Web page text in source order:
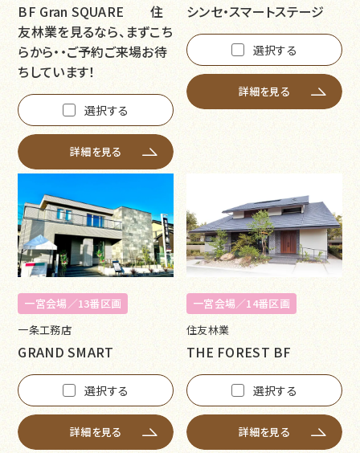
BF Gran SQUARE 住
友林業を見るなら、まずこち
らから・・ご予約ご来場お待
ちしています！
選択する
詳細を見る
シンセ・スマートステージ
選択する
詳細を見る
一宮会場／13番区画
一条工務店
GRAND SMART
選択する
詳細を見る
一宮会場／14番区画
住友林業
THE FOREST BF
選択する
詳細を見る